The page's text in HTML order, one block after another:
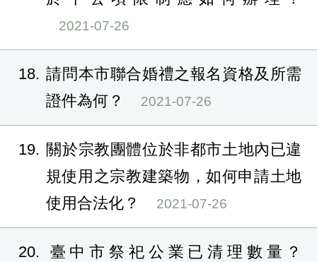
2021-07-26
18 請問本市聯合婚禮之報名資格及所需
證件為何？
2021-07-26
19
關於宗教團體位於非都市土地內已違
規使用之宗教建築物，如何申請土地
使用合法化？
2021-07-26
20 臺中市祭祀公業已清理數量？